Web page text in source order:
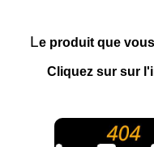
Le produit que
Cliquez sur sur